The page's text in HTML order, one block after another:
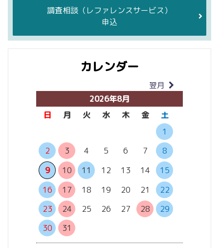
調査相談 （レファレンスサービス）
申込
カレンダー
翌月
2026年8月
日
月 火 水 木 金
土
1
2
3 4 5 6 7
8
9
10 11 12 13 14
15
16
17 18 19 20 21
22
23
24 25 26 27 28
29
30
31